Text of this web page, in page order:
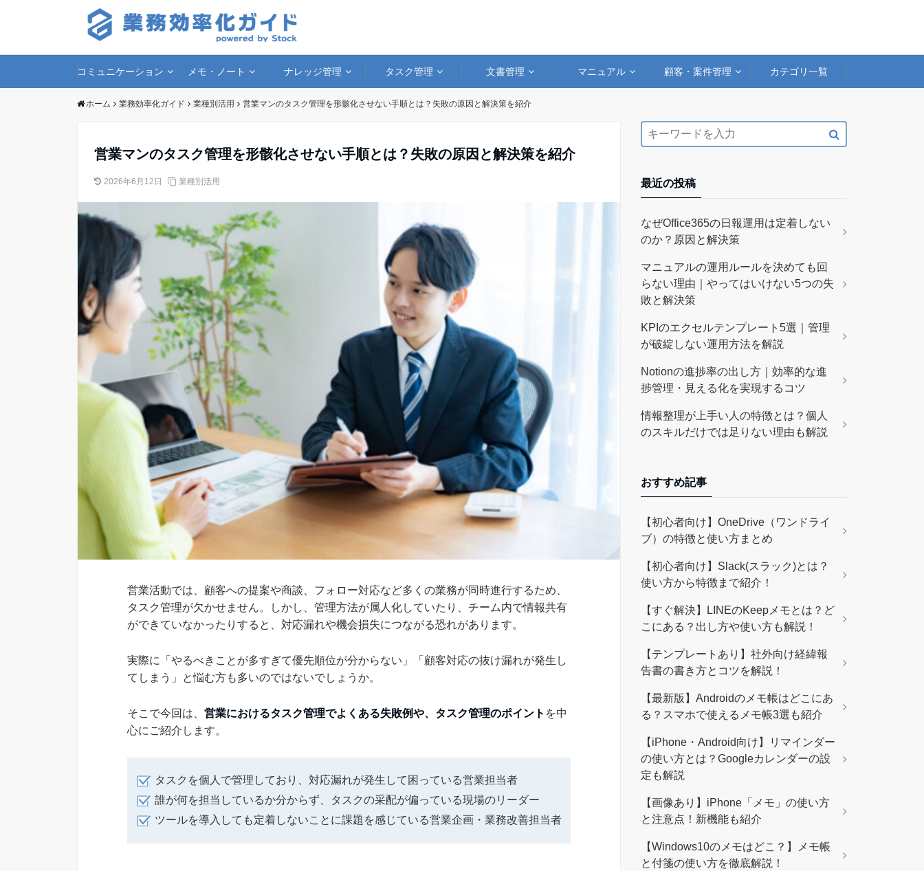
コミュニケーション メモ・ノート ナレッジ管理 タスク管理 文書管理 マニュアル 顧客・案件管理 カテゴリ一覧
ホーム 業務効率化ガイド 業種別活用 営業マンのタスク管理を形骸化させない手順とは？失敗の原因と解決策を紹介
営業マンのタスク管理を形骸化させない手順とは？失敗の原因と解決策を紹介
2026年6月12日 業種別活用
営業活動では、顧客への提案や商談、フォロー対応など多くの業務が同時進行するため、
タスク管理が欠かせません。しかし、管理方法が属人化していたり、チーム内で情報共有
ができていなかったりすると、対応漏れや機会損失につながる恐れがあります。
実際に「やるべきことが多すぎて優先順位が分からない」「顧客対応の抜け漏れが発生し
てしまう」と悩む方も多いのではないでしょうか。
そこで今回は、 営業におけるタスク管理でよくある失敗例や、タスク管理のポイント を中
心にご紹介します。
タスクを個人で管理しており、対応漏れが発生して困っている営業担当者
誰が何を担当しているか分からず、タスクの采配が偏っている現場のリーダー
ツールを導入しても定着しないことに課題を感じている営業企画・業務改善担当者
最近の投稿
なぜOffice365の日報運用は定着しない
のか？原因と解決策
マニュアルの運用ルールを決めても回
らない理由｜やってはいけない5つの失
敗と解決策
KPIのエクセルテンプレート5選｜管理
が破綻しない運用方法を解説
Notionの進捗率の出し方｜効率的な進
捗管理・見える化を実現するコツ
情報整理が上手い人の特徴とは？個人
のスキルだけでは足りない理由も解説
おすすめ記事
【初心者向け】OneDrive（ワンドライ
ブ）の特徴と使い方まとめ
【初心者向け】Slack(スラック)とは？
使い方から特徴まで紹介！
【すぐ解決】LINEのKeepメモとは？ど
こにある？出し方や使い方も解説！
【テンプレートあり】社外向け経緯報
告書の書き方とコツを解説！
【最新版】Androidのメモ帳はどこにあ
る？スマホで使えるメモ帳3選も紹介
【iPhone・Android向け】リマインダー
の使い方とは？Googleカレンダーの設
定も解説
【画像あり】iPhone「メモ」の使い方
と注意点！新機能も紹介
【Windows10のメモはどこ？】メモ帳
と付箋の使い方を徹底解説！